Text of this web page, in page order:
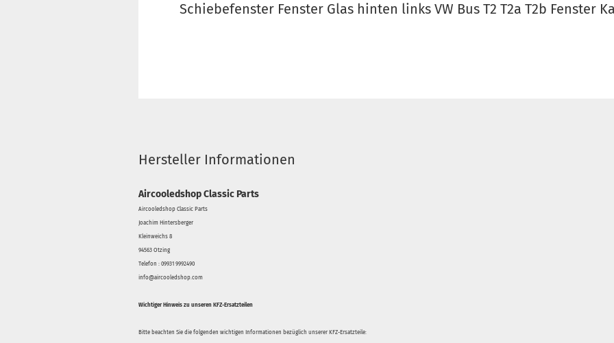
Schiebefenster Fenster Glas hinten links VW Bus T2 T2a T2b Fenster
Hersteller Informationen
Aircooledshop Classic Parts
Aircooledshop Classic Parts
Joachim Hintersberger
Kleinweichs 8
94563 Otzing
Telefon : 09931 9992490
info@aircooledshop.com
Wichtiger Hinweis zu unseren KFZ-Ersatzteilen
Bitte beachten Sie die folgenden wichtigen Informationen bezüglich unserer KFZ-Ersatzteile: